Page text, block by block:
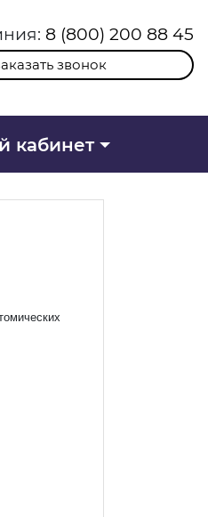
8 (800) 200 88 45
звонок
кабинет